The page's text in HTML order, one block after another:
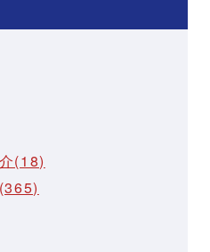
(18)